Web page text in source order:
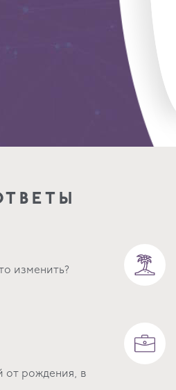
изменить?
от рождения, в